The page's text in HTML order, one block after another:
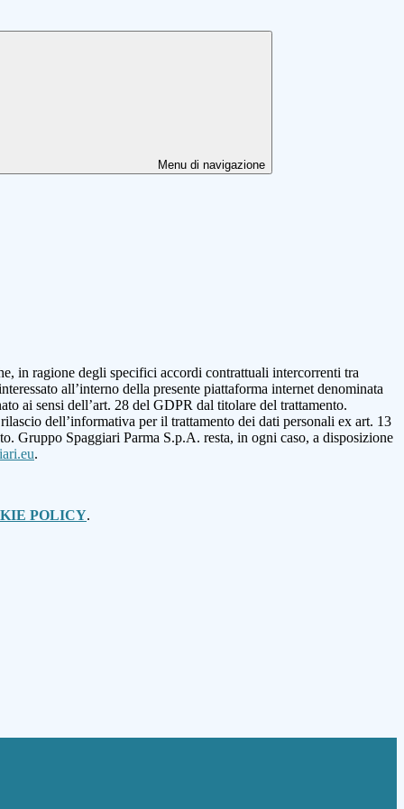
Menu di navigazione
in ragione degli specifici accordi contrattuali intercorrenti tra
all’interno della presente piattaforma internet denominata
ai sensi dell’art. 28 del GDPR dal titolare del trattamento.
dell’informativa per il trattamento dei dati personali ex art. 13
Gruppo Spaggiari Parma S.p.A. resta, in ogni caso, a disposizione
.
POLICY.